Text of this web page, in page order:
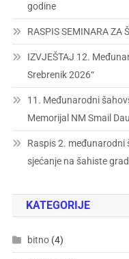
godine
RASPIS SEMINARA ZA
IZVJEŠTAJ 12.
Srebrenik 2026“
11. Međunarodni
Memorijal NM Smail
Raspis 2. međunarodni
sjećanje na šahiste
KATEGORIJE
bitno(4)